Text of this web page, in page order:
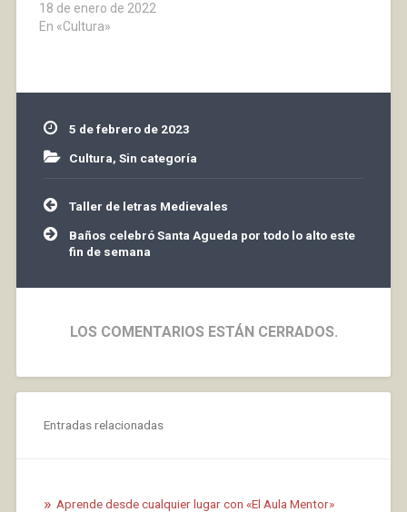
18 de enero de 2022
En «Cultura»
5 de febrero de 2023
Cultura, Sin categoría
Navegación
de
entradas
Taller de letras Medievales
Baños celebró Santa Agueda por todo lo alto este
fin de semana
LOS COMENTARIOS ESTÁN CERRADOS.
Entradas relacionadas
Aprende desde cualquier lugar con «El Aula Mentor»